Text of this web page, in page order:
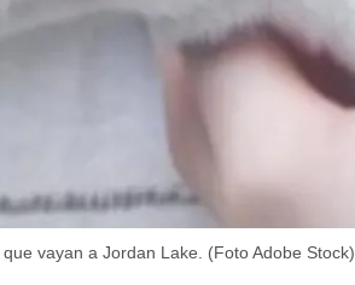
vayan a Jordan Lake. (Foto Adobe Stock)